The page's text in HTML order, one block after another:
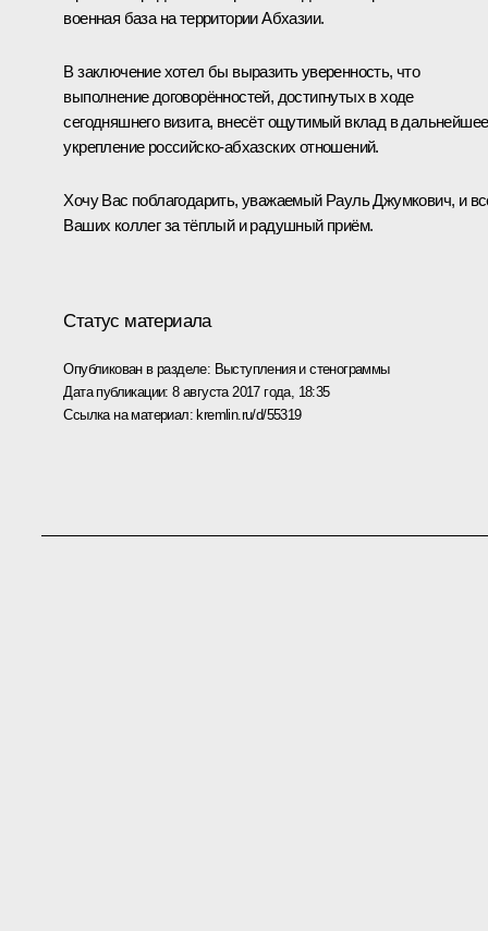
военная база на территории Абхазии.
В заключение хотел бы выразить уверенность, что
выполнение договорённостей, достигнутых в ходе
сегодняшнего визита, внесёт ощутимый вклад в дальнейшее
укрепление российско-абхазских отношений.
Хочу Вас поблагодарить, уважаемый Рауль Джумкович, и
Ваших коллег за тёплый и радушный приём.
Статус материала
Опубликован в разделе: Выступления и стенограммы
Дата публикации:8 августа 2017 года, 18:35
Ссылка на материал:kremlin.ru/d/55319